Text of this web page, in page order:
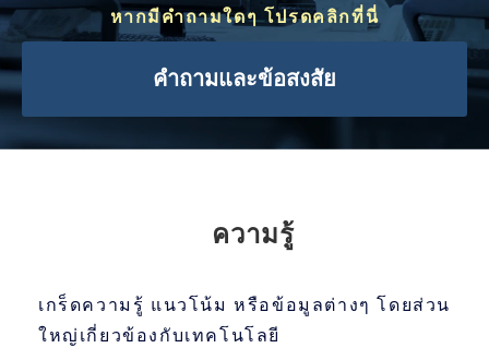
หากมีคำถามใดๆ โปรดคลิกที่นี่
คำถามและข้อสงสัย
ความรู้
เกร็ดความรู้ แนวโน้ม หรือข้อมูลต่างๆ โดยส่วน
ใหญ่เกี่ยวข้องกับเทคโนโลยี